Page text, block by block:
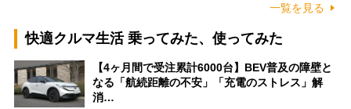
一覧を見る
快適クルマ生活 乗ってみた、使ってみた
【4ヶ月間で受注累計6000台】BEV普及の障壁と
なる「航続距離の不安」「充電のストレス」解
消…